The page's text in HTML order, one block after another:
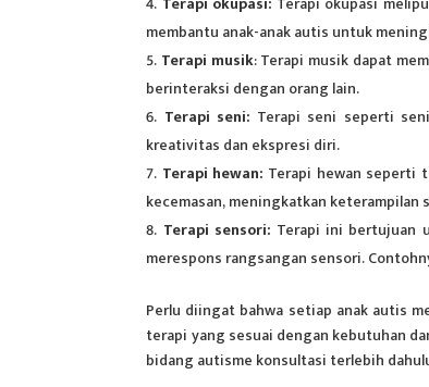
membantu anak-anak autis untuk
Terapi musik: Terapi musik dapat
berinteraksi dengan orang lain.
Terapi seni: Terapi seni seperti
kreativitas dan ekspresi diri.
Terapi hewan: Terapi hewan seperti
kecemasan, meningkatkan
Terapi sensori: Terapi ini bertujuan
merespons rangsangan sensori.
Perlu diingat bahwa setiap anak autis
terapi yang sesuai dengan kebutuhan
bidang autisme konsultasi terlebih